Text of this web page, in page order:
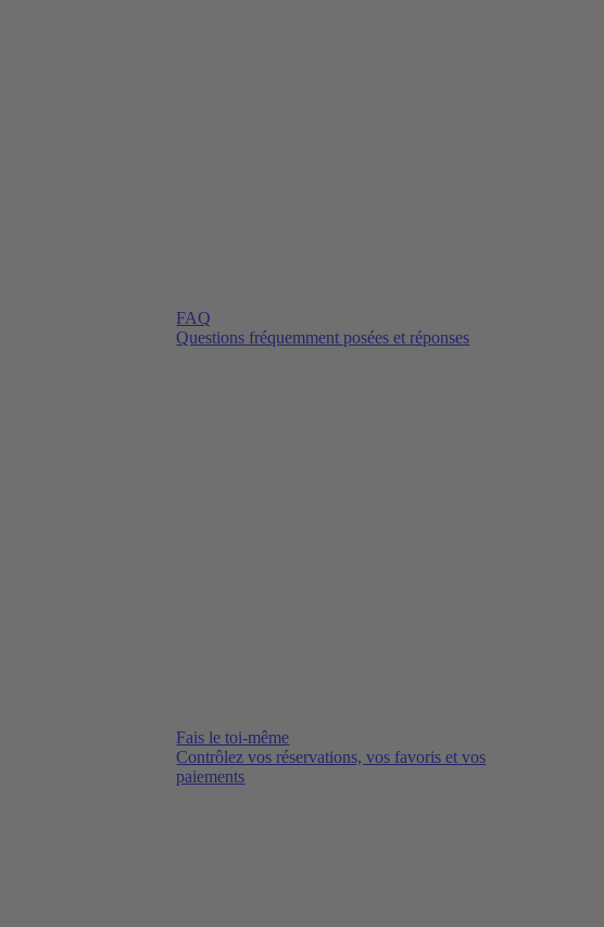
FAQ
Questions fréquemment posées et réponses
Fais le toi-même
Contrôlez vos réservations, vos favoris et vos
paiements